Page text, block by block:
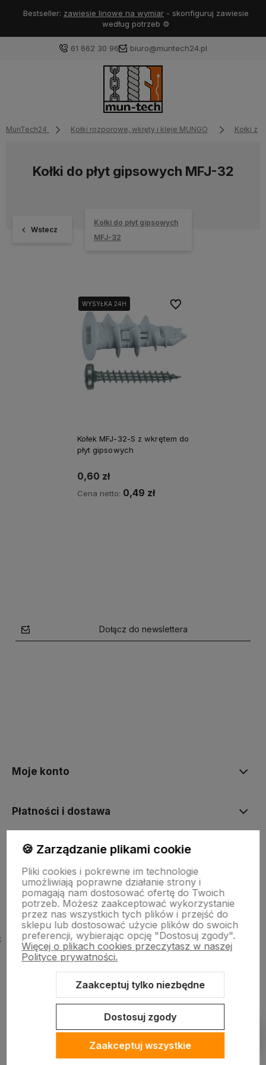
Bestseller: zawiesie linowe na wymiar- skonfiguruj zawiesie
według potrzeb ⚙️
61 662 30 96 biuro@muntech24.pl
MunTech24 Kołki rozporowe, wkręty i kleje MUNGO Kołki z
Kołki do płyt gipsowych MFJ-32
Wstecz
Kołki do płyt gipsowych
MFJ-32
WYSYŁKA 24H
WYSYŁKA 24H
Kołek MFJ-32-S z wkrętem do
płyt gipsowych
0,60 zł
Cena netto: 0,49 zł
Do ulubionych
Dołącz do newslettera
Moje konto
Płatności i dostawa
Informacje
O firmie
;
Sklep internetowy Shoper Premium
Szablon Shoper Modern 3.0™
🍪 Zarządzanie plikami cookie
Pliki cookies i pokrewne im technologie
umożliwiają poprawne działanie strony i
pomagają nam dostosować ofertę do Twoich
potrzeb. Możesz zaakceptować wykorzystanie
przez nas wszystkich tych plików i przejść do
sklepu lub dostosować użycie plików do swoich
preferencji, wybierając opcję "Dostosuj zgody".
Więcej o plikach cookies przeczytasz w naszej
Polityce prywatności.
Zaakceptuj tylko niezbędne
Dostosuj zgody
Zaakceptuj wszystkie